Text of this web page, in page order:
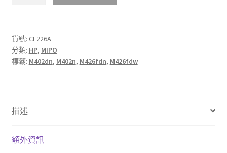
色
LaserJet
碳
量
貨號: CF226A
分類: HP, MIPO
標籤: M402dn, M402n, M426fdn, M426fdw
描述
額外資訊